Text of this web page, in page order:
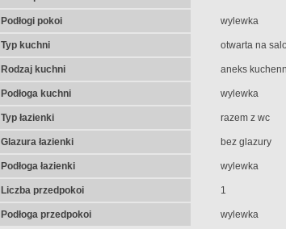
Podłogi pokoi wylewka
Typ kuchni otwarta na
Rodzaj kuchni aneks
Podłoga kuchni wylewka
Typ łazienki razem z wc
Glazura łazienki bez glazury
Podłoga łazienki wylewka
Liczba przedpokoi 1
Podłoga przedpokoi wylewka